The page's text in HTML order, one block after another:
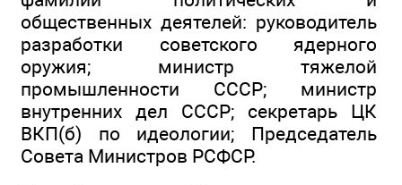
общественных деятелей: руководитель
разработки советского ядерного
оружия; министр тяжелой
промышленности СССР; министр
внутренних дел СССР; секретарь ЦК
ВКП(б) по идеологии; Председатель
Совета Министров РСФСР.